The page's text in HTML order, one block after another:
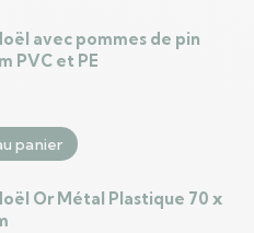
avec pommes de pin
PVC et PE
panier
Or Métal Plastique 70 x